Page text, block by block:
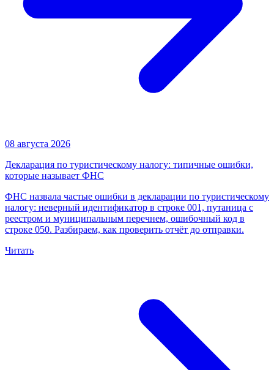
08 августа 2026
Декларация по туристическому налогу: типичные ошибки,
которые называет ФНС
ФНС назвала частые ошибки в декларации по туристическому
налогу: неверный идентификатор в строке 001, путаница с
реестром и муниципальным перечнем, ошибочный код в
строке 050. Разбираем, как проверить отчёт до отправки.
Читать